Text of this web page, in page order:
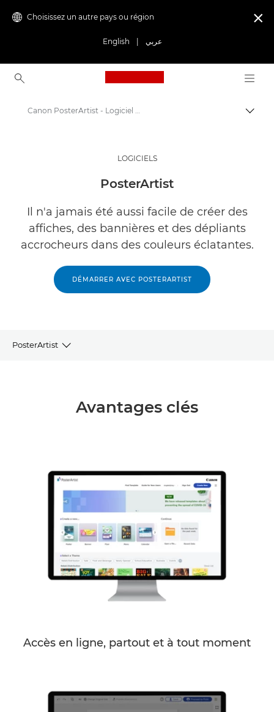
Choisissez un autre pays ou région
English عربي

Canon Logo, back to
Produits professionnels
Canon PosterArtist - Logiciel professionnel
LOGICIELS
PosterArtist
Il n'a jamais été aussi facile de créer des
affiches, des bannières et des dépliants
accrocheurs dans des couleurs éclatantes.
DÉMARRER AVEC POSTERARTIST
PosterArtist
Avantages clés
Accès en ligne, partout et à tout moment